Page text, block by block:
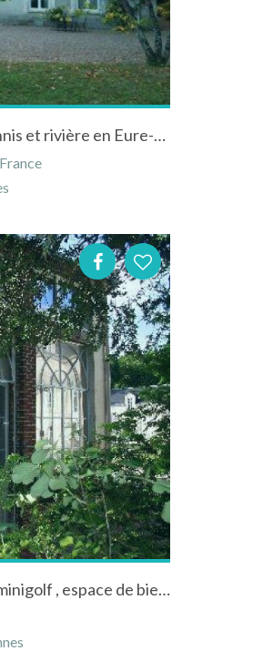
Maison de charme sur grande propriété avec tennis et rivière en Eure-et-Loir France
Chambres d'hôtes dans le parc du château avec minigolf , espace de bien être,spa